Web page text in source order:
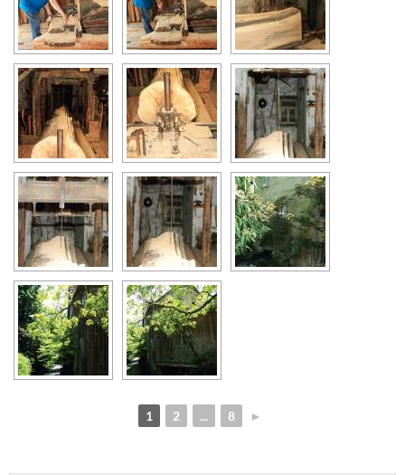
1 2 ... 8 ►